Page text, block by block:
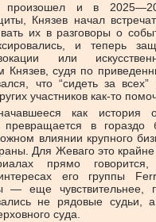
произошел и в
Князев начал
их в разговоры о
и теперь
или
Князев, судя по
что “сидеть за
участников как-то
как история
превращается в гораздо
влиянии крупного
Для Жеваго это крайне
прямо
его группы
— еще чувствительнее,
не рядовые судьи, а
суда.